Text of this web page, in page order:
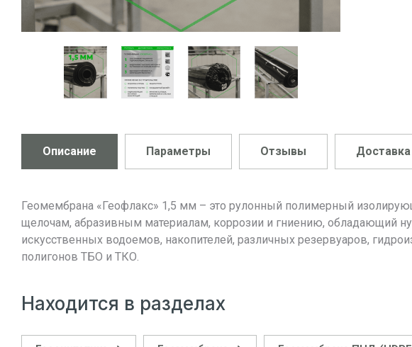
Описание Параметры Отзывы
Геомембрана «Геофлакс» 1,5 мм – это рулонный полимерный
щелочам, абразивным материалам, коррозии и гниению, обладающий
искусственных водоемов, накопителей, различных резервуаров,
полигонов ТБО и ТКО.
Находится в разделах